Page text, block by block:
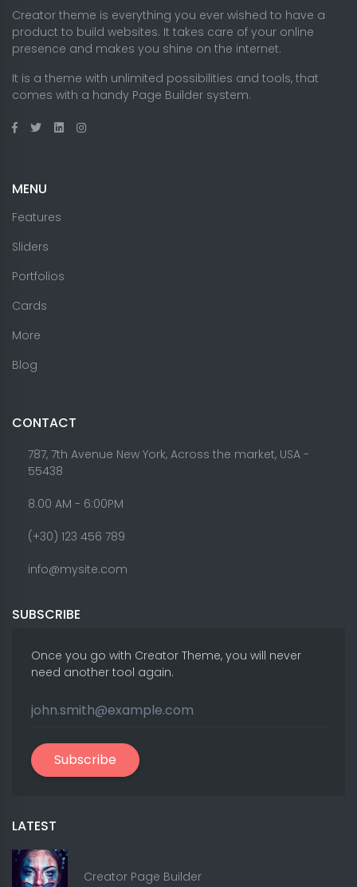
Creator theme is everything you ever wished to have a
product to build websites. It takes care of your online
presence and makes you shine on the internet.
It is a theme with unlimited possibilities and tools, that
comes with a handy Page Builder system.
MENU
Features
Sliders
Portfolios
Cards
More
Blog
CONTACT
787, 7th Avenue New York, Across the market, USA -
55438
8.00 AM - 6:00PM
(+30) 123 456 789
info@mysite.com
SUBSCRIBE
Once you go with Creator Theme, you will never
need another tool again.
Subscribe
LATEST
Creator Page Builder